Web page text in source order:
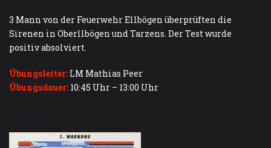
3 Mann von der Feuerwehr Ellbögen überprüften die
Sirenen in Oberllbögen und Tarzens. Der Test wurde
positiv absolviert.
Übungsleiter: LM Mathias Peer
Übungsdauer: 10:45 Uhr – 13:00 Uhr